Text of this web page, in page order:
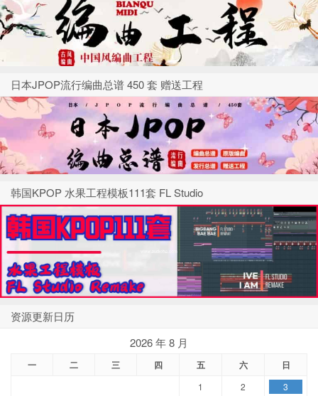
日本JPOP流行编曲总谱 450 套 赠送工程
韩国KPOP 水果工程模板111套 FL Studio
资源更新日历
2026 年 8 月
一 二 三 四 五 六 日
1 2
3